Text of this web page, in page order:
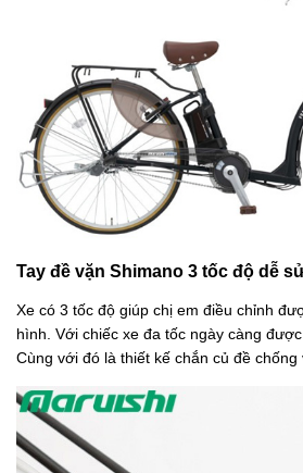
Tay đề vặn Shimano 3 tốc độ dễ
Xe có 3 tốc độ giúp chị em điều chỉnh
hình. Với chiếc xe đa tốc ngày càng
Cùng với đó là thiết kế chắn củ đề chống